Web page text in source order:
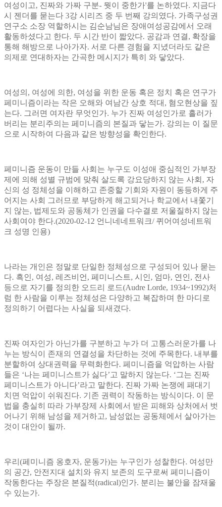
여성이고, 진짜와 가짜 구분- 뭣이 중한가'를 논하였다. 지금다
시 젠더를 묻는다 3강 시리즈 중 두 번째 강의였다. 가족구성권
연구소 소장 역할하시는 김순남님은 장애여성공감에서 오래
활동하셨다고 한다. 두 시간 반이 짧았다. 공감과 연결, 확장을
통해 해방으로 나아가자. 서로 다른 경험을 지녔더라도 같은
의제로 연대하자는 간곡한 메시지가 특히 와 닿았다.
여성의 , 여성에 의한, 여성을 위한 운동 혹은 정치 혹은 연구가
페미니즘이라는 작은 오해와 여남간 상호 적대 , 혐오현상을 짚
는다. 그러면 여자란 무엇인가. 누가 진짜 여성인가로 흘러가
버리는 분리주의는 페미니즘의 본질과 닿는가. 강의는 이 질문
으로 시작하여 다음과 같은 방향성을 확인한다.
페미니즘 운동이 만들 사회는 누구도 이성애 중심적인 가부장
제에 의해 성별 규범에 맞춰 살도록 강요당하지 않는 사회 , 자
신의 성 정체성을 이해하고 존중할 기회와 자원이 동등하게 주
어지는 사회 그러므로 부당하게 해고되거나 학교에서 내쫓기
지 않는, 법제도와 공동체가 인권을 다수결로 저울질하지 않는
사회여야 한다.(2020-02-12 언니네네트워크/ 퀴어여성네트워
크 성명 인용)
나라는 개인은 정말로 단일한 정체성으로 구성되어 있나 묻는
다. 흑인 , 여성, 레즈비언 , 페미니스트 , 시인 , 엄마, 연인 , 전사
등으로 자기를 정의한 오드리 로드(Audre Lorde, 1934~1992)처
럼 한 사람을 이루는 정체성은 다양하고 복잡하며 한 마디로
정의하기 어렵다는 사실을 되새겼다.
진짜 여자인가 아닌가를 구분하고 누가 더 고통스러운가를 나
누는 방식이 존재의 연결성을 차단하는 것에 주목한다. 내부를
분할하여 상대권력을 무력화한다. 페미니즘을 억압하는 사람
들은 ‘나는 페미니스트가 싫다’고 말하지 않는다. ‘그는 진짜
페미니스트가 아니다’라고 말한다. 진짜 가짜 논쟁에 패대기
치면 억압이 쉬워진다. 기존 권력이 작동하는 방식이다. 이 문
법을 충실히 따라 가부장제 사회에서 받은 피해와 상처에서 벗
어나기 위해 남성을 제거하고, 남성없는 공동체에서 살아가는
것이 대안이 될까.
우리 (페미니즘 옹호자, 운동가)는 누구인가 성찰한다. 여성만
의 공간, 안전지대 설치와 유지 보존의 도구로써 페미니즘이
작동한다는 주장은 본질적(radical)인가. 분리는 불안을 잠재울
수 있는가.